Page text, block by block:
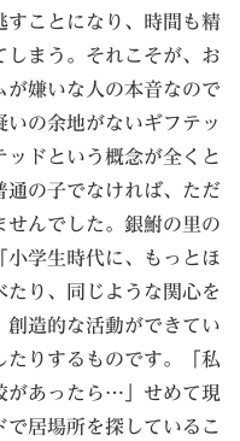
すことになり、時間も精
まう。それこそが、お
が嫌いな人の本音なので
の余地がないギフテッ
ッドという概念が全くと
通の子でなければ、ただ
せんでした。銀鮒の里の
学生時代に、もっとほ
り、同じような関心を
造的な活動ができてい
たりするものです。「私
があったら…」せめて現
居場所を探しているこ